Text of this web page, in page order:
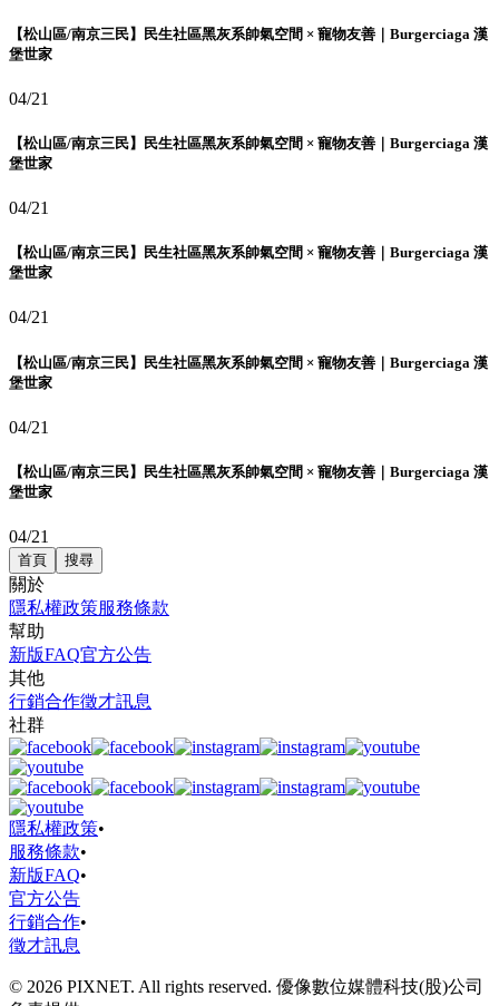
【松山區/南京三民】民生社區黑灰系帥氣空間 × 寵物友善｜Burgerciaga 漢
堡世家
04/21
【松山區/南京三民】民生社區黑灰系帥氣空間 × 寵物友善｜Burgerciaga 漢
堡世家
04/21
【松山區/南京三民】民生社區黑灰系帥氣空間 × 寵物友善｜Burgerciaga 漢
堡世家
04/21
【松山區/南京三民】民生社區黑灰系帥氣空間 × 寵物友善｜Burgerciaga 漢
堡世家
04/21
【松山區/南京三民】民生社區黑灰系帥氣空間 × 寵物友善｜Burgerciaga 漢
堡世家
04/21
首頁 搜尋
關於
隱私權政策服務條款
幫助
新版FAQ官方公告
其他
行銷合作徵才訊息
社群
隱私權政策•
服務條款•
新版FAQ•
官方公告
行銷合作•
徵才訊息
© 2026 PIXNET. All rights reserved. 優像數位媒體科技(股)公司